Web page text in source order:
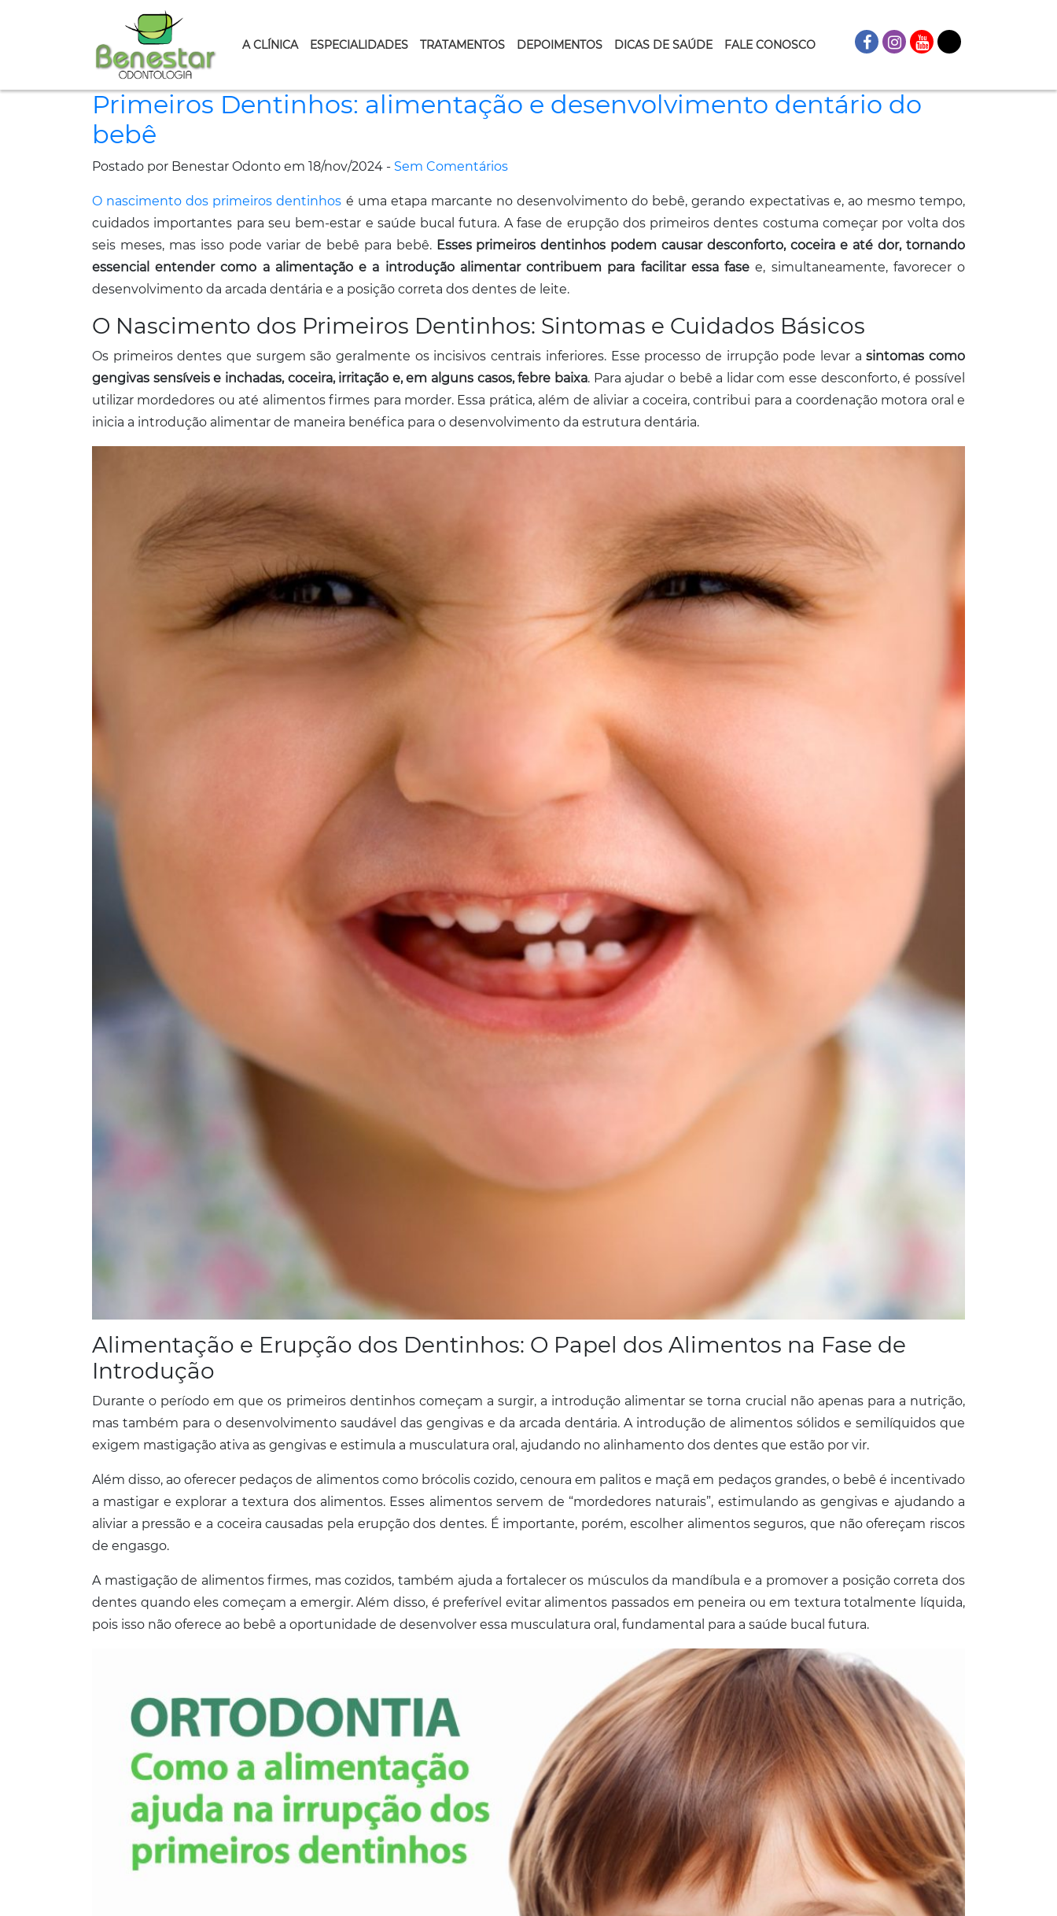
A CLÍNICA ESPECIALIDADES TRATAMENTOS DEPOIMENTOS DICAS DE SAÚDE FALE CONOSCO
Primeiros Dentinhos: alimentação e desenvolvimento dentário do
bebê
Postado por Benestar Odonto em 18/nov/2024 - Sem Comentários
O nascimento dos primeiros dentinhos é uma etapa marcante no desenvolvimento do bebê, gerando expectativas e, ao mesmo tempo,
cuidados importantes para seu bem-estar e saúde bucal futura. A fase de erupção dos primeiros dentes costuma começar por volta dos
seis meses, mas isso pode variar de bebê para bebê. Esses primeiros dentinhos podem causar desconforto, coceira e até dor, tornando
essencial entender como a alimentação e a introdução alimentar contribuem para facilitar essa fase e, simultaneamente, favorecer o
desenvolvimento da arcada dentária e a posição correta dos dentes de leite.
O Nascimento dos Primeiros Dentinhos: Sintomas e Cuidados Básicos
Os primeiros dentes que surgem são geralmente os incisivos centrais inferiores. Esse processo de irrupção pode levar asintomas como
gengivas sensíveis e inchadas, coceira, irritação e, em alguns casos, febre baixa. Para ajudar o bebê a lidar com esse desconforto, é possível
utilizar mordedores ou até alimentos firmes para morder. Essa prática, além de aliviar a coceira, contribui para a coordenação motora oral e
inicia a introdução alimentar de maneira benéfica para o desenvolvimento da estrutura dentária.
Alimentação e Erupção dos Dentinhos: O Papel dos Alimentos na Fase de
Introdução
Durante o período em que os primeiros dentinhos começam a surgir, a introdução alimentar se torna crucial não apenas para a nutrição,
mas também para o desenvolvimento saudável das gengivas e da arcada dentária. A introdução de alimentos sólidos e semilíquidos que
exigem mastigação ativa as gengivas e estimula a musculatura oral, ajudando no alinhamento dos dentes que estão por vir.
Além disso, ao oferecer pedaços de alimentos como brócolis cozido, cenoura em palitos e maçã em pedaços grandes, o bebê é incentivado
a mastigar e explorar a textura dos alimentos. Esses alimentos servem de “mordedores naturais”, estimulando as gengivas e ajudando a
aliviar a pressão e a coceira causadas pela erupção dos dentes. É importante, porém, escolher alimentos seguros, que não ofereçam riscos
de engasgo.
A mastigação de alimentos firmes, mas cozidos, também ajuda a fortalecer os músculos da mandíbula e a promover a posição correta dos
dentes quando eles começam a emergir. Além disso, é preferível evitar alimentos passados em peneira ou em textura totalmente líquida,
pois isso não oferece ao bebê a oportunidade de desenvolver essa musculatura oral, fundamental para a saúde bucal futura.